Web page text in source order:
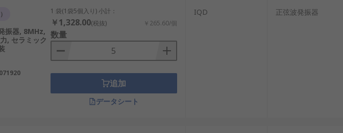
す。
振器, 8MHz,
, セラミック
1 袋(1袋5個入り) 小計：
￥1,328.00(税抜) ￥265.60/個
数量
追加
データシート
IQD 正弦波発振器